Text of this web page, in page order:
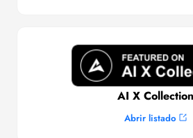
AI X Collection
Abrir listado